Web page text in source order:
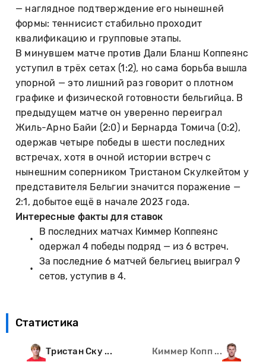
— наглядное подтверждение его нынешней
формы: теннисист стабильно проходит
квалификацию и групповые этапы.
В минувшем матче против Дали Бланш Коппеянс
уступил в трёх сетах (1:2), но сама борьба вышла
упорной — это лишний раз говорит о плотном
графике и физической готовности бельгийца. В
предыдущем матче он уверенно переиграл
Жиль-Арно Байи (2:0) и Бернарда Томича (0:2),
одержав четыре победы в шести последних
встречах, хотя в очной истории встреч с
нынешним соперником Тристаном Скулкейтом у
представителя Бельгии значится поражение —
2:1, добытое ещё в начале 2023 года.
Интересные факты для ставок
В последних матчах Киммер Коппеянс
одержал 4 победы подряд — из 6 встреч.
За последние 6 матчей бельгиец выиграл 9
сетов, уступив в 4.
Статистика
Тристан Ску ... Киммер Копп ...